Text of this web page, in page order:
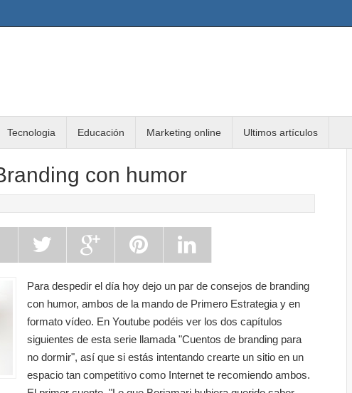
Tecnologia Educación Marketing online Ultimos artículos
con humor
Para despedir el día hoy dejo un par de consejos de branding
con humor, ambos de la mando de Primero Estrategia y en
formato vídeo. En Youtube podéis ver los dos capítulos
siguientes de esta serie llamada "Cuentos de branding para
no dormir", así que si estás intentando crearte un sitio en un
espacio tan competitivo como Internet te recomiendo ambos.